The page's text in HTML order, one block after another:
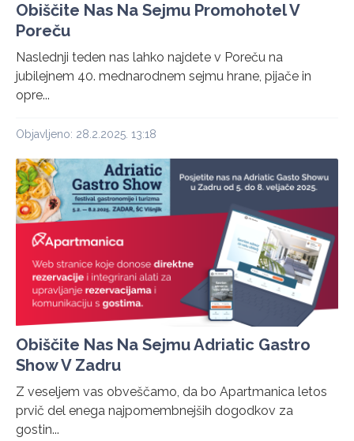
Obiščite Nas Na Sejmu Promohotel V
Poreču
Naslednji teden nas lahko najdete v Poreču na
jubilejnem 40. mednarodnem sejmu hrane, pijače in
opre...
Objavljeno: 28.2.2025. 13:18
Obiščite Nas Na Sejmu Adriatic Gastro
Show V Zadru
Z veseljem vas obveščamo, da bo Apartmanica letos
prvič del enega najpomembnejših dogodkov za
gostin...